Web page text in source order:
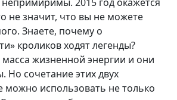
не значит, что вы не можете
Знаете, почему о
кроликов ходят легенды?
жизненной энергии и они
Но сочетание этих двух
можно использовать не только